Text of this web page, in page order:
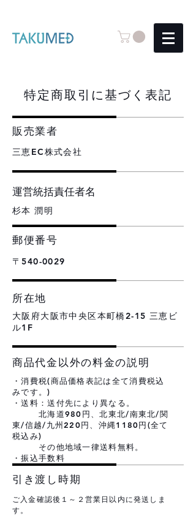
特定商取引に基づく表記
販売業者
三恵EC株式会社​
運営統括責任者名
杉本 潤明
郵便番号
〒540-0029
所在地
大阪府大阪市中央区本町橋2-15 三恵ビ
ル1F
商品代金以外の料金の説明
・消費税(商品価格表記は全て消費税込
みです。)
・送料：送付先により異なる。
​ 北海道980円、北東北/南東北/関
東/信越/九州220円、沖縄1180円(全て
税込み)
その他地域一律送料無料。
・振込手数料
引き渡し時期
ご入金確認後１～２営業日以内に発送しま
す。